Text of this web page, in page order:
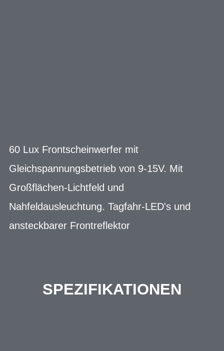
60 Lux Frontscheinwerfer mit
Gleichspannungsbetrieb von 9-15V. Mit
Großflächen-Lichtfeld und
Nahfeldausleuchtung. Tagfahr-LED's und
ansteckbarer Frontreflektor
SPEZIFIKATIONEN